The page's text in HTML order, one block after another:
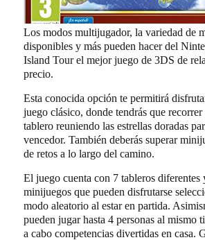
Los modos multijugador, la variedad de
disponibles y más pueden hacer del
Island Tour el mejor juego de 3DS de
precio.
Esta conocida opción te permitirá
juego clásico, donde tendrás que recorrer
tablero reuniendo las estrellas doradas
vencedor. También deberás superar
de retos a lo largo del camino.
El juego cuenta con 7 tableros diferentes
minijuegos que pueden disfrutarse
modo aleatorio al estar en partida.
pueden jugar hasta 4 personas al mismo
a cabo competencias divertidas en casa.